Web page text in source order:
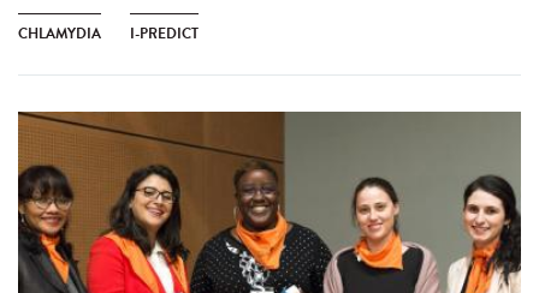
CHLAMYDIA I-PREDICT